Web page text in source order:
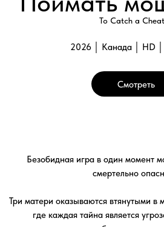
Галерея
где каждая тайна является угрозой, а
справедливости будет стоить им слишком